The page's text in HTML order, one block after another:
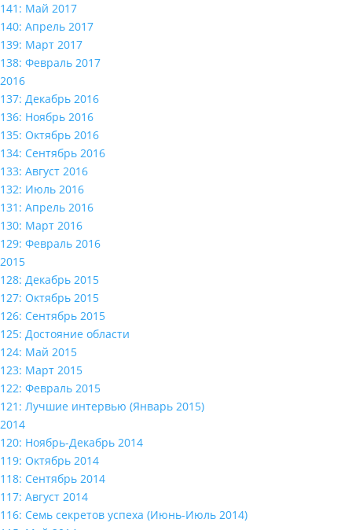
141: Май 2017
140: Апрель 2017
139: Март 2017
138: Февраль 2017
2016
137: Декабрь 2016
136: Ноябрь 2016
135: Октябрь 2016
134: Сентябрь 2016
133: Август 2016
132: Июль 2016
131: Апрель 2016
130: Март 2016
129: Февраль 2016
2015
128: Декабрь 2015
127: Октябрь 2015
126: Сентябрь 2015
125: Достояние области
124: Май 2015
123: Март 2015
122: Февраль 2015
121: Лучшие интервью (Январь 2015)
2014
120: Ноябрь-Декабрь 2014
119: Октябрь 2014
118: Сентябрь 2014
117: Август 2014
116: Семь секретов успеха (Июнь-Июль 2014)